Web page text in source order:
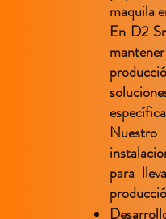
maquila
En D2
para